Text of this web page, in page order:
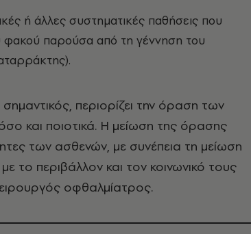
ή άλλες συστηματικές παθήσεις που
παρούσα από τη γέννηση του
περιορίζει την όραση των
και ποιοτικά. Η μείωση της όρασης
των ασθενών, με συνέπεια τη μείωση
το περιβάλλον και τον κοινωνικό τους
οφθαλμίατρος.